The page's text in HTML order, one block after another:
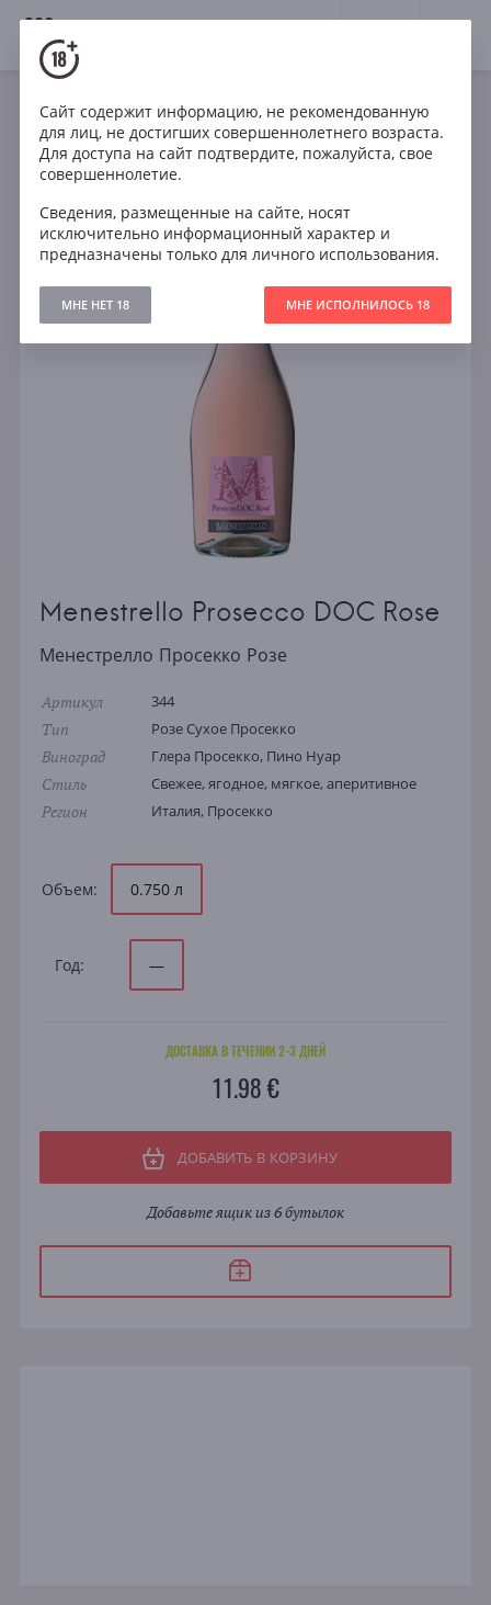
18+
Игристое Розе Сухое
Италия
Menestrello Prosecco DOC Rose
Menestrello Prosecco DOC Rose
Менестрелло Просекко Розе
Артикул 344
Тип Розе Сухое Просекко
Виноград Глера Просекко, Пино Нуар
Стиль Свежее, ягодное, мягкое, аперитивное
Регион Италия, Просекко
Объем: 0.750 л
Год: —
ДОСТАВКА В ТЕЧЕНИИ 2-3 ДНЕЙ
11.98 €
ДОБАВИТЬ В КОРЗИНУ
Добавьте ящик из 6 бутылок
Сайт содержит информацию, не рекомендованную
для лиц, не достигших совершеннолетнего возраста.
Для доступа на сайт подтвердите, пожалуйста, свое
совершеннолетие.
Сведения, размещенные на сайте, носят
исключительно информационный характер и
предназначены только для личного использования.
МНЕ НЕТ 18 МНЕ ИСПОЛНИЛОСЬ 18